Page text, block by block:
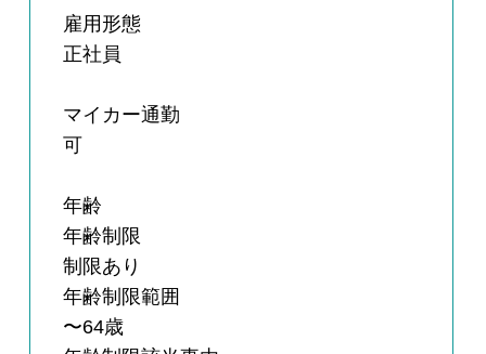
雇用形態
正社員
マイカー通勤
可
年齢
年齢制限
制限あり
年齢制限範囲
〜64歳